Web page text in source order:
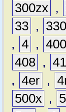
300zx ,
33 , 330
, 4 , 400
408 ,
, 4er ,
500x ,